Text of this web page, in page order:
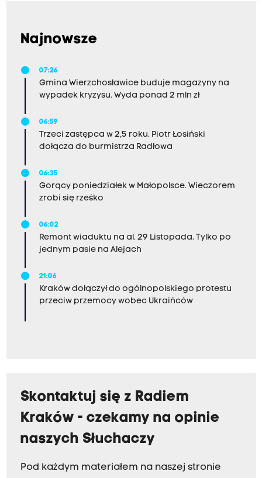
Najnowsze
07:26
Gmina Wierzchosławice buduje magazyny na
wypadek kryzysu. Wyda ponad 2 mln zł
06:59
Trzeci zastępca w 2,5 roku. Piotr Łosiński
dołącza do burmistrza Radłowa
06:35
Gorący poniedziałek w Małopolsce. Wieczorem
zrobi się rześko
06:02
Remont wiaduktu na al. 29 Listopada. Tylko po
jednym pasie na Alejach
21:06
Kraków dołączył do ogólnopolskiego protestu
przeciw przemocy wobec Ukraińców
Skontaktuj się z Radiem
Kraków - czekamy na opinie
naszych Słuchaczy
Pod każdym materiałem na naszej stronie